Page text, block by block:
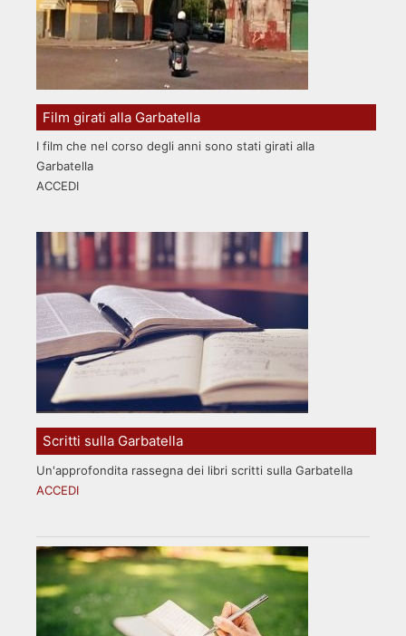
Film girati alla Garbatella
I film che nel corso degli anni sono stati girati alla
Garbatella
ACCEDI
Scritti sulla Garbatella
Un'approfondita rassegna dei libri scritti sulla Garbatella
ACCEDI